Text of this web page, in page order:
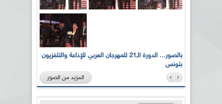
بالصور... الدورة الـ21 للمهرجان العربي للإذاعة والتلفزيون
بتونس
المزيد من الصور